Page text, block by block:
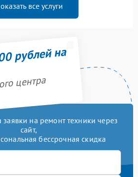
все услуги
рублей на
центра
на ремонт техники через
сайт,
бессрочная скидка